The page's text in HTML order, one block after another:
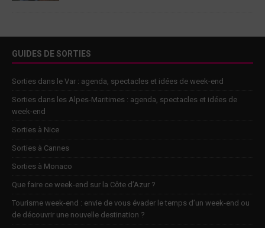
GUIDES DE SORTIES
Sorties dans le Var : agenda, spectacles et idées de week-end
Sorties dans les Alpes-Maritimes : agenda, spectacles et idées de
week-end
Sorties à Nice
Sorties à Cannes
Sorties à Monaco
Que faire ce week-end sur la Côte d’Azur ?
Tourisme week-end : envie de vous évader le temps d’un week-end ou
de découvrir une nouvelle destination ?